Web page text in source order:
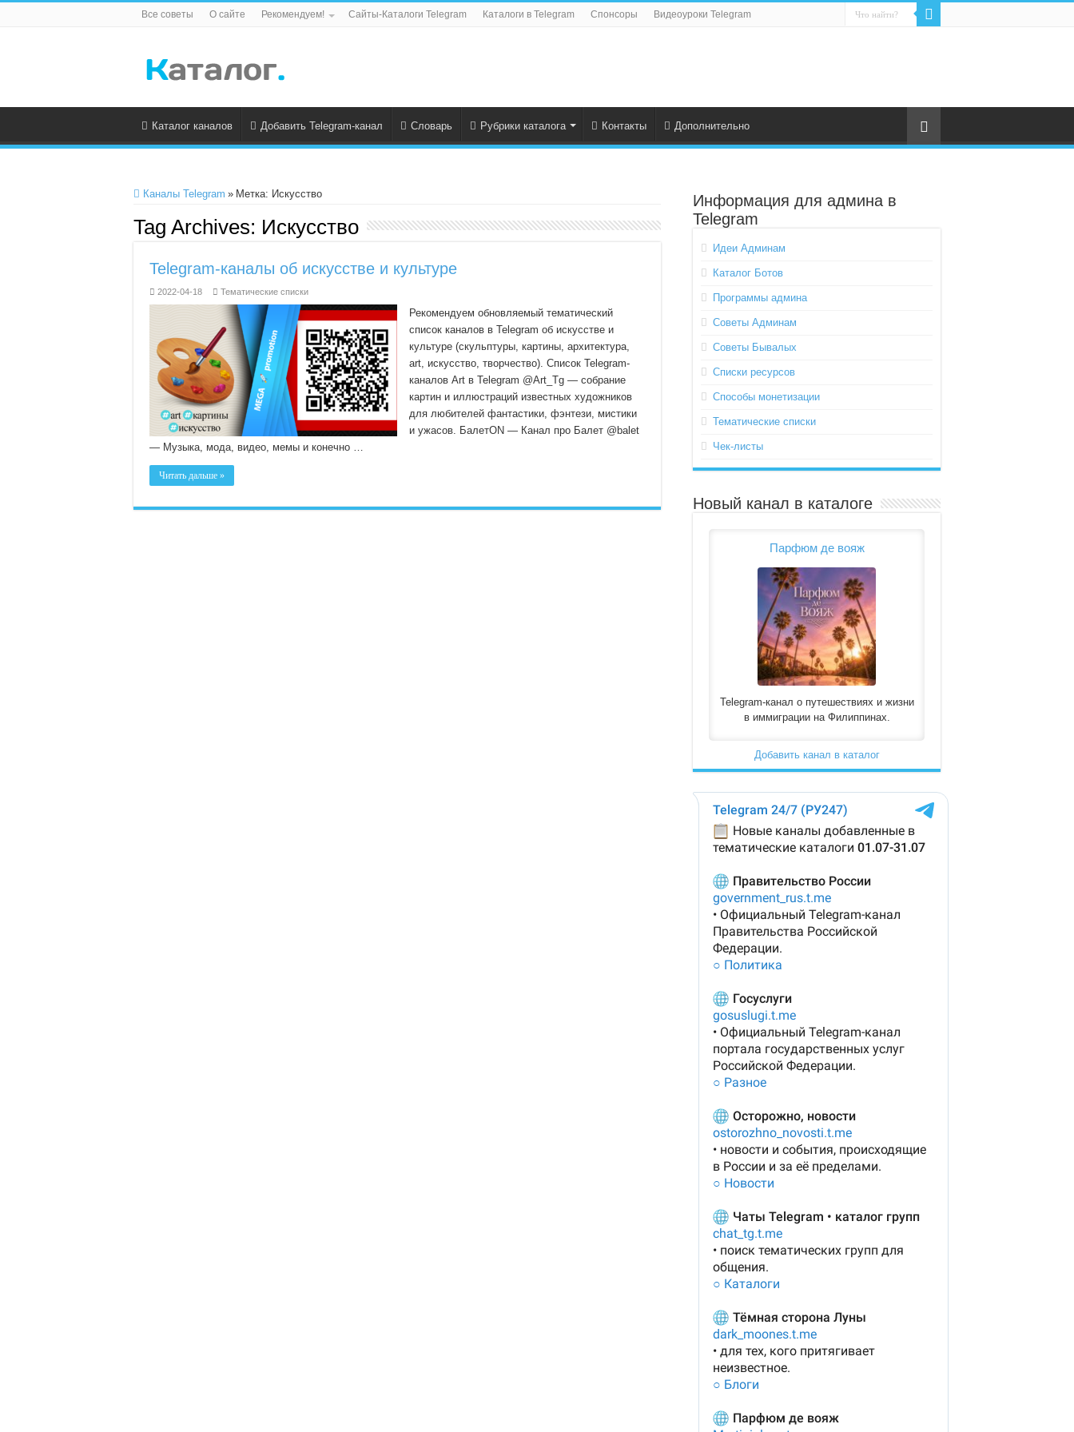
Все советы О сайте Рекомендуем! Сайты-Каталоги Telegram Каталоги в Telegram Спонсоры Видеоуроки Telegram
Каталог каналов Добавить Telegram-канал Словарь Рубрики каталога Контакты Дополнительно
Каналы Telegram » Метка: Искусство
Tag Archives: Искусство
Telegram-каналы об искусстве и культуре
2022-04-18 Тематические списки
Рекомендуем обновляемый тематический
список каналов в Telegram об искусстве и
культуре (скульптуры, картины, архитектура,
art, искусство, творчество). Список Telegram-
каналов Art в Telegram @Art_Tg — собрание
картин и иллюстраций известных художников
для любителей фантастики, фэнтези, мистики
и ужасов. БалетON — Канал про Балет @balet
— Музыка, мода, видео, мемы и конечно …
Читать дальше »
Информация для админа в
Telegram
Идеи Админам
Каталог Ботов
Программы админа
Советы Админам
Советы Бывалых
Списки ресурсов
Способы монетизации
Тематические списки
Чек-листы
Новый канал в каталоге
Парфюм де вояж
Telegram-канал о путешествиях и жизни
в иммиграции на Филиппинах.
Добавить канал в каталог